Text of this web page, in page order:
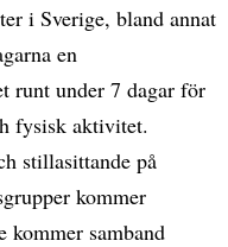
i Sverige, bland annat
en
runt under 7 dagar för
fysisk aktivitet.
stillasittande på
kommer
kommer samband